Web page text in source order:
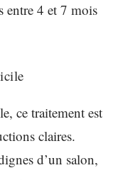
entre 4 et 7 mois
ce traitement est
claires.
d’un salon,